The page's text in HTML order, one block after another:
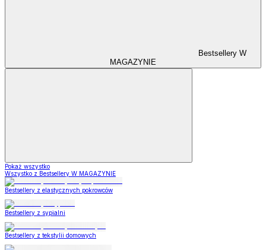
Bestsellery W
MAGAZYNIE
Pokaż wszystko
Wszystko z Bestsellery W MAGAZYNIE
Bestsellery z elastycznych pokrowców
Bestsellery z sypialni
Bestsellery z tekstylii domowych